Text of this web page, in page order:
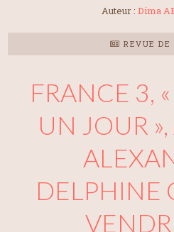
Auteur : Dima
REVUE DE
FRANCE 3,
UN JOUR
DELPHINE